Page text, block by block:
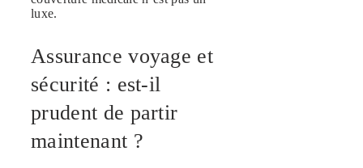
luxe.
Assurance voyage et
sécurité : est-il
prudent de partir
maintenant ?